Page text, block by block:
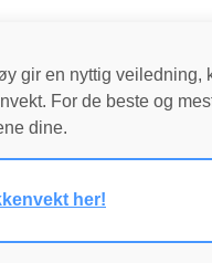
gir en nyttig veiledning,
For de beste og
dine.
her!